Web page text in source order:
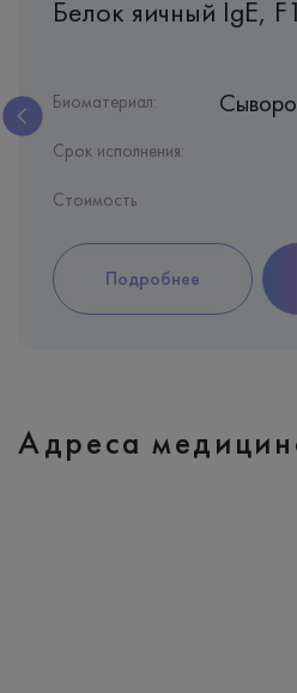
Белок яичный IgE, F1
Биоматериал:
Срок исполнения:
Стоимость
Подробнее
Адреса